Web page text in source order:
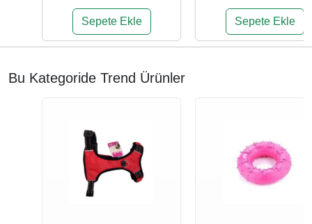
Sepete Ekle Sepete Ekle
Bu Kategoride Trend Ürünler